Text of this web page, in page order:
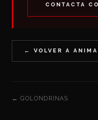
CONTACTA
← VOLVER A
← GOLONDRINAS